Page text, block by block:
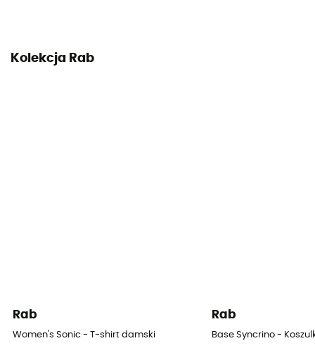
Kolekcja Rab
Rab
Women's Sonic - T-shirt damski
Rab
Base Syncrino -